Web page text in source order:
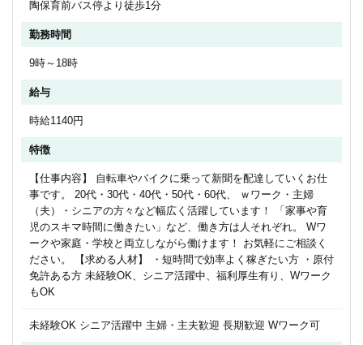
陶保育前バス停より徒歩1分
勤務時間
9時～18時
給与
時給1140円
特徴
【仕事内容】 自転車やバイクに乗って新聞を配達していくお仕
事です。 20代・30代・40代・50代・60代、 ｗワーク・主婦
（夫）・シニアの方々など幅広く活躍しています！ 「家事や育
児のスキマ時間に働きたい」など、働き方は人それぞれ。 Wワ
ークや家庭・学校と両立しながら働けます！ お気軽にご相談く
ださい。 【求める人材】 ・短時間で効率よく稼ぎたい方 ・原付
免許ある方 未経験OK、シニア活躍中、福利厚生有り、Wワーク
もOK
未経験OK シニア活躍中 主婦・主夫歓迎 長期歓迎 Wワーク可